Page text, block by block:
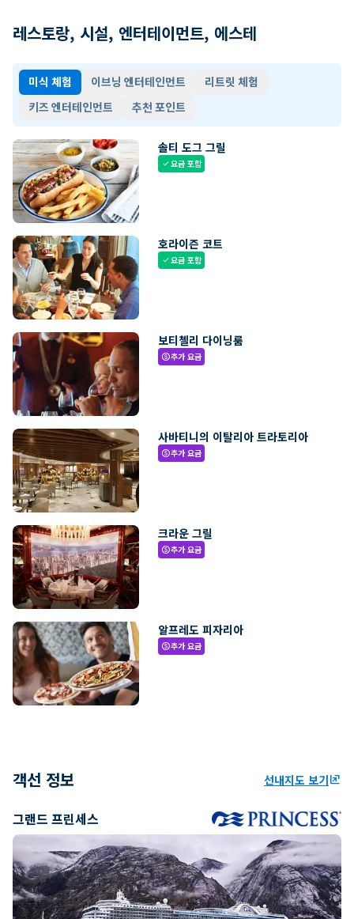
레스토랑, 시설, 엔터테이먼트, 에스테
미식 체험 이브닝 엔터테인먼트
리트릿 체험
키즈 엔터테인먼트
추천 포인트
솔티 도그 그릴
check요금 포함
호라이즌 코트
check요금 포함
보티첼리 다이닝룸
paid추가 요금
사바티니의 이탈리아 트라토리아
paid추가 요금
크라운 그릴
paid추가 요금
알프레도 피자리아
paid추가 요금
객선 정보 선내지도 보기ungroup
그랜드 프린세스